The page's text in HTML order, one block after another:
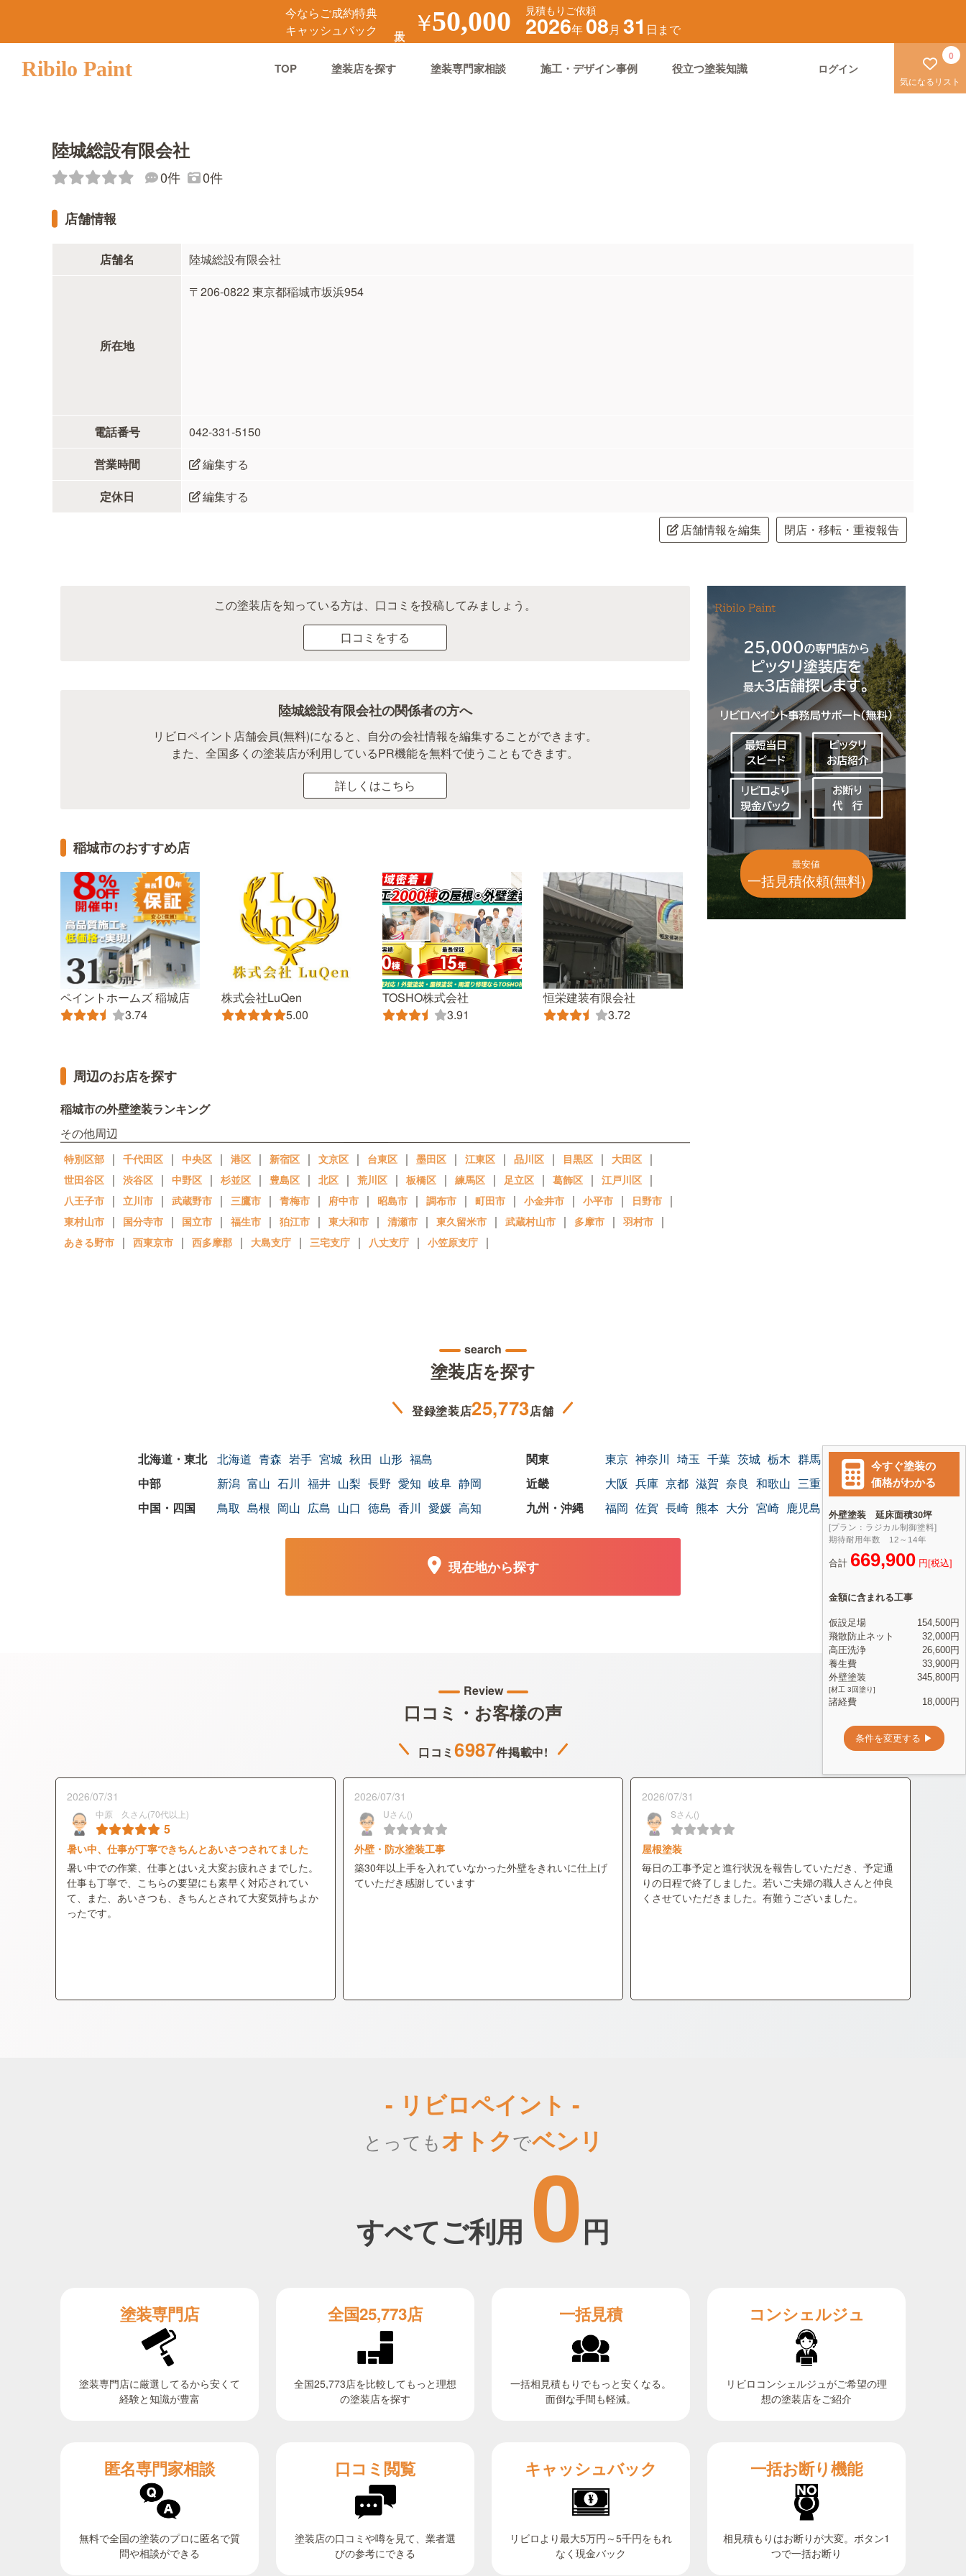
今ならご成約特典
キャッシュバック
￥50,000 見積もりご依頼
2026年08月 31 日まで
Ribilo Paint TOP 塗装店を探す 塗装専門家相談 施工・デザイン事例 役立つ塗装知識 ログイン
気になるリスト
0
陸城総設有限会社
0件 0件
店舗情報
店舗名 陸城総設有限会社
所在地
〒206-0822 東京都稲城市坂浜954
電話番号
042-331-5150
営業時間
編集する
定休日
編集する
店舗情報を編集
閉店・移転・重複報告
この塗装店を知っている方は、口コミを投稿してみましょう。
口コミをする
陸城総設有限会社の関係者の方へ
リビロペイント店舗会員(無料)になると、自分の会社情報を編集することができます。
また、全国多くの塗装店が利用しているPR機能を無料で使うこともできます。
詳しくはこちら
稲城市のおすすめ店
ペイントホームズ 稲城店
3.74
株式会社LuQen
5.00
TOSHO株式会社
3.91
恒栄建装有限会社
3.72
周辺のお店を探す
稲城市の外壁塗装ランキング
その他周辺
特別区部 ｜ 千代田区 ｜ 中央区 ｜ 港区 ｜ 新宿区 ｜ 文京区 ｜ 台東区 ｜ 墨田区 ｜ 江東区 ｜ 品川区 ｜ 目黒区 ｜ 大田区 ｜
世田谷区 ｜ 渋谷区 ｜ 中野区 ｜ 杉並区 ｜ 豊島区 ｜ 北区 ｜ 荒川区 ｜ 板橋区 ｜ 練馬区 ｜ 足立区 ｜ 葛飾区 ｜ 江戸川区 ｜
八王子市 ｜ 立川市 ｜ 武蔵野市 ｜ 三鷹市 ｜ 青梅市 ｜ 府中市 ｜ 昭島市 ｜ 調布市 ｜ 町田市 ｜ 小金井市 ｜ 小平市 ｜ 日野市 ｜
東村山市 ｜ 国分寺市 ｜ 国立市 ｜ 福生市 ｜ 狛江市 ｜ 東大和市 ｜ 清瀬市 ｜ 東久留米市 ｜ 武蔵村山市 ｜ 多摩市 ｜ 羽村市 ｜
あきる野市 ｜ 西東京市 ｜ 西多摩郡 ｜ 大島支庁 ｜ 三宅支庁 ｜ 八丈支庁 ｜ 小笠原支庁 ｜
最安値
一括見積依頼(無料)
search
塗装店を探す
登録塗装店25,773店舗
北海道 青森 岩手 宮城 秋田 山形 福島 東京 神奈川 埼玉 千葉 茨城 栃木 群馬
新潟 富山 石川 福井 山梨 長野 愛知 岐阜 静岡 大阪 兵庫 京都 滋賀 奈良 和歌山 三重
鳥取 島根 岡山 広島 山口 徳島 香川 愛媛 高知 福岡 佐賀 長崎 熊本 大分 宮崎 鹿児島 沖縄
現在地から探す
Review
口コミ・お客様の声
口コミ 6987件掲載中!
2026/07/31
中原 久さん(70代以上)
5
暑い中、仕事が丁寧できちんとあいさつされてました
暑い中での作業、仕事とはいえ大変お疲れさまでした。
仕事も丁寧で、こちらの要望にも素早く対応されてい
て、また、あいさつも、きちんとされて大変気持ちよか
ったです。
2026/07/31
Uさん()
外壁・防水塗装工事
築30年以上手を入れていなかった外壁をきれいに仕上げ
ていただき感謝しています
2026/07/31
Sさん()
屋根塗装
毎日の工事予定と進行状況を報告していただき、予定通
りの日程で終了しました。若いご夫婦の職人さんと仲良
くさせていただきました。有難うございました。
- リビロペイント -
とってもオトクでベンリ
すべてご利用 0円
塗装専門店
塗装専門店に厳選してるから安くて
経験と知識が豊富
全国25,773店
全国25,773店を比較してもっと理想
の塗装店を探す
一括見積
一括相見積もりでもっと安くなる。
面倒な手間も軽減。
コンシェルジュ
リビロコンシェルジュがご希望の理
想の塗装店をご紹介
匿名専門家相談
無料で全国の塗装のプロに匿名で質
問や相談ができる
口コミ閲覧
塗装店の口コミや噂を見て、業者選
びの参考にできる
キャッシュバック
リビロより最大5万円～5千円をもれ
なく現金バック
一括お断り機能
相見積もりはお断りが大変。ボタン1
つで一括お断り